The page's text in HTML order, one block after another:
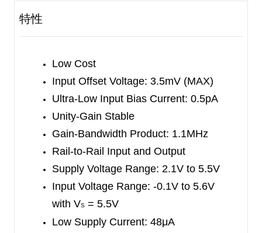
The SGM8545 offers a gain-bandwidth product of
integrators and photodiode amplifiers.
The SGM8545 is designed into a wide range of
applications, such as battery-powered
instrumentation, safety monitoring, portable
The SGM8545 is available in a Green SOT-23-5
package. It is specified over the extended -40
℃ temperature range.
特性
Low Cost
Input Offset Voltage: 3.5mV (MAX)
Ultra-Low Input Bias Current: 0.5pA
Unity-Gain Stable
Gain-Bandwidth Product: 1.1MHz
Rail-to-Rail Input and Output
Supply Voltage Range: 2.1V to 5.5V
Input Voltage Range: -0.1V to 5.6V
with VS = 5.5V
Low Supply Current: 48μA